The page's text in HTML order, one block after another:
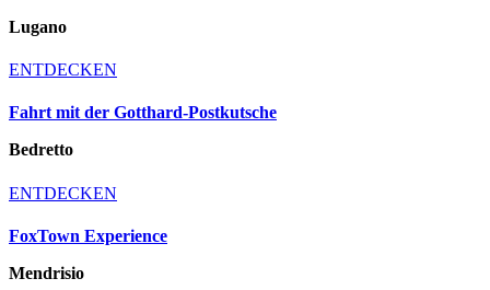
Lugano
ENTDECKEN
Fahrt mit der Gotthard-Postkutsche
Bedretto
ENTDECKEN
FoxTown Experience
Mendrisio